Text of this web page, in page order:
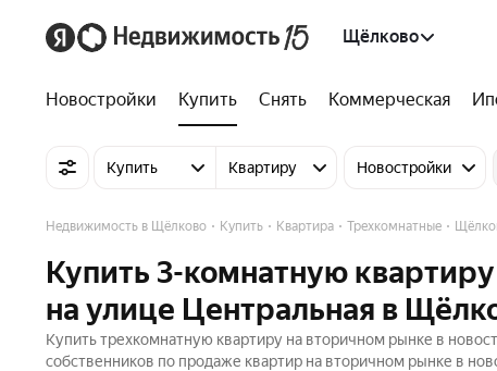
Щёлково
Новостройки Купить Снять Коммерческая
Купить Квартиру Новостройки
Недвижимость в Щёлково Купить Квартира Трехкомнатные
Купить 3-комнатную
на улице Центральная в
Купить трехкомнатную квартиру на вторичном рынке в
собственников по продаже квартир на вторичном рынке в